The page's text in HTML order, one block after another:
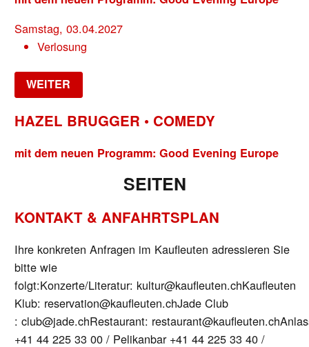
Samstag, 03.04.2027
Verlosung
WEITER
HAZEL BRUGGER • COMEDY
mit dem neuen Programm: Good Evening Europe
SEITEN
KONTAKT & ANFAHRTSPLAN
Ihre konkreten Anfragen im Kaufleuten adressieren Sie
bitte wie
folgt:Konzerte/Literatur: kultur@kaufleuten.chKaufleuten
Klub: reservation@kaufleuten.chJade Club
: club@jade.chRestaurant:
+41 44 225 33 00 / Pelikanbar +41 44 225 33 40 /